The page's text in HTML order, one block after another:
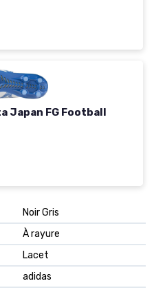
Japan FG Football
Noir Gris
À rayure
Lacet
adidas